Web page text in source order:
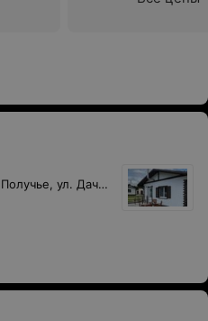
Полоцк, Витебская область, д. Получье, ул. Дачная, 15